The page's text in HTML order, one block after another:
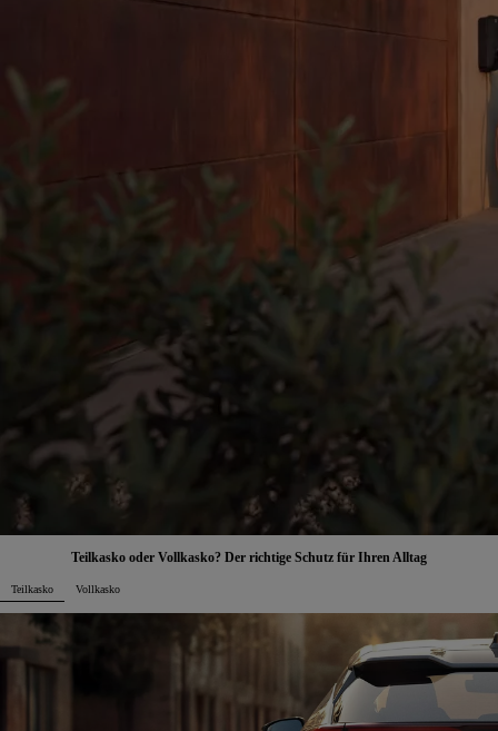
Teilkasko oder Vollkasko? Der richtige Schutz für Ihren Alltag
Teilkasko Vollkasko